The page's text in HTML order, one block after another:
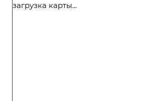
загрузка карты...